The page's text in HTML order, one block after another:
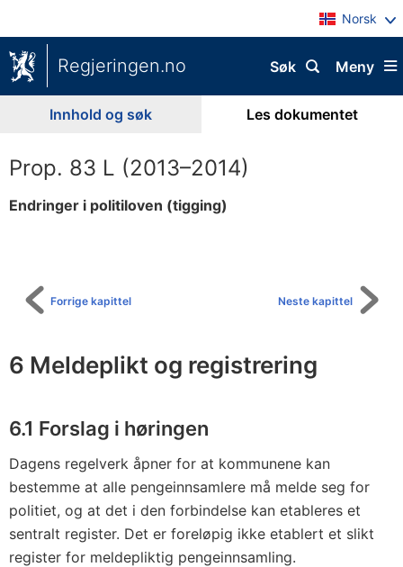
Norsk
Regjeringen.no Meny
Søk
Innhold og søk Les dokumentet
Prop. 83 L (2013–2014)
Endringer i politiloven (tigging)
Neste kapittel
Forrige kapittel
6 Meldeplikt og registrering
6.1 Forslag i høringen
Dagens regelverk åpner for at kommunene kan
bestemme at alle pengeinnsamlere må melde seg for
politiet, og at det i den forbindelse kan etableres et
sentralt register. Det er foreløpig ikke etablert et slikt
register for meldepliktig pengeinnsamling.